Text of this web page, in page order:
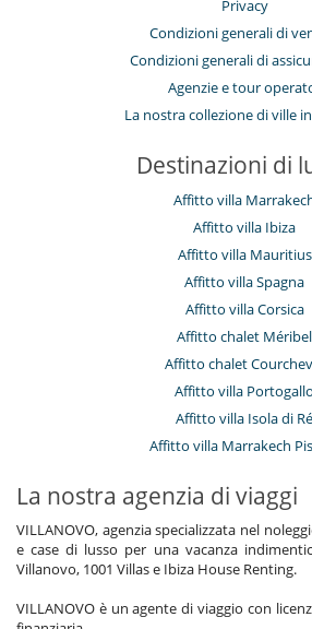
Privacy
Condizioni generali di
Condizioni generali di
Agenzie e tour
La nostra collezione di ville
Destinazioni di
Affitto villa
Affitto villa Ibiza
Affitto villa Mauritius
Affitto villa Spagna
Affitto villa Corsica
Affitto chalet Méribel
Affitto chalet
Affitto villa Portogallo
Affitto villa Isola di Ré
Affitto villa Marrakech
La nostra agenzia di viaggi
VILLANOVO, agenzia specializzata nel
e case di lusso per una vacanza
Villanovo, 1001 Villas e Ibiza House Renting.
VILLANOVO è un agente di viaggio con